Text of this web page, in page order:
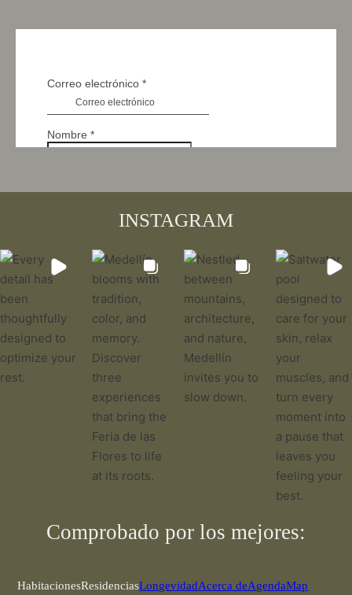
INSTAGRAM
Comprobado por los mejores:
HabitacionesResidenciasLongevidadAcerca deAgendaMap